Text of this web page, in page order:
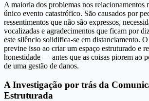
A maioria dos problemas nos relacionamentos
único evento catastrófico. São causados por
ressentimentos que não são expressos,
vocalizadas e agradecimentos que ficam por
este silêncio solidifica-se em distanciamento.
previne isso ao criar um espaço estruturado e
honestidade — antes que as coisas piorem ao
de uma gestão de danos.
A Investigação por trás da
Estruturada